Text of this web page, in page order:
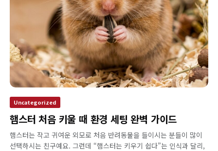
Uncategorized
햄스터 처음 키울 때 환경 세팅 완벽 가이드
햄스터는 작고 귀여운 외모로 처음 반려동물을 들이시는 분들이 많이
선택하시는 친구예요. 그런데 “햄스터는 키우기 쉽다”는 인식과 달리,